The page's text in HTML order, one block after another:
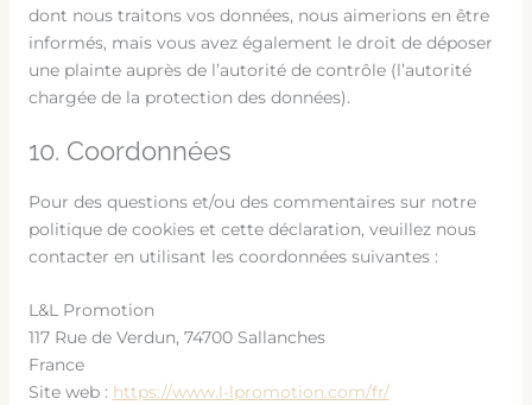
dont nous traitons vos données, nous aimerions en être
informés, mais vous avez également le droit de déposer
une plainte auprès de l’autorité de contrôle (l’autorité
chargée de la protection des données).
10. Coordonnées
Pour des questions et/ou des commentaires sur notre
politique de cookies et cette déclaration, veuillez nous
contacter en utilisant les coordonnées suivantes :
L&L Promotion
117 Rue de Verdun, 74700 Sallanches
France
Site web : https://www.l-lpromotion.com/fr/